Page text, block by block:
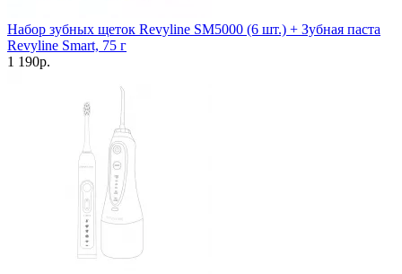
Набор зубных щеток Revyline SM5000 (6 шт.) + Зубная паста
Revyline Smart, 75 г
1 190р.